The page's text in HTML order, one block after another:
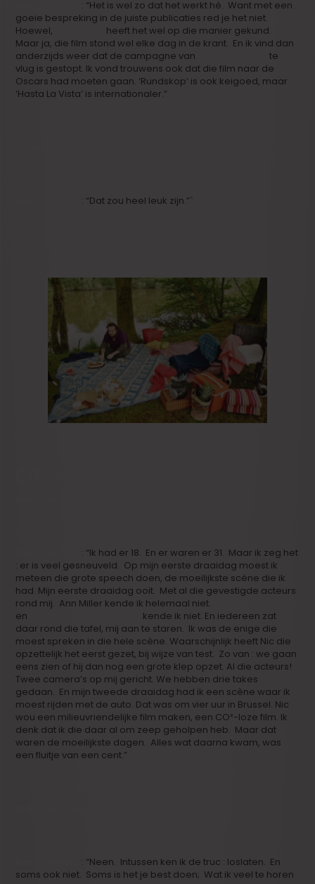
: “Het is wel zo dat het werkt hé. Want met een
goeie bespreking in de juiste publicaties red je het niet.
Hoewel,
heeft het wel op die manier gekund.
Maar ja, die film stond wel elke dag in de krant. En ik vind dan
anderzijds weer dat de campagne van
‘Hasta La Vista’te
vlug is gestopt. Ik vond trouwens ook dat die film naar de
Oscars had moeten gaan. ‘Rundskop’ is ook keigoed, maar
‘Hasta La Vista’ is internationaler.”
: “Dat zou heel leuk zijn.”`
: “Ik had er 18. En er waren er 31. Maar ik zeg het
: er is veel gesneuveld. Op mijn eerste draaidag moest ik
meteen die grote speech doen, de moeilijkste scène die ik
had. Mijn eerste draaidag ooit. Met al die gevestigde acteurs
rond mij. Ann Miller kende ik helemaal niet.
en
kende ik niet. En iedereen zat
daar rond die tafel, mij aan te staren. Ik was de enige die
moest spreken in die hele scène. Waarschijnlijk heeft Nic die
opzettelijk het eerst gezet, bij wijze van test. Zo van : we gaan
eens zien of hij dan nog een grote klep opzet. Al die acteurs!
Twee camera’s op mij gericht. We hebben drie takes
gedaan. En mijn tweede draaidag had ik een scène waar ik
moest rijden met de auto. Dat was om vier uur in Brussel. Nic
wou een milieuvriendelijke film maken, een CO²-loze film. Ik
denk dat ik die daar al om zeep geholpen heb. Maar dat
waren de moeilijkste dagen. Alles wat daarna kwam, was
een fluitje van een cent.”
: “Neen. Intussen ken ik de truc : loslaten. En
soms ook niet. Soms is het je best doen; Wat ik veel te horen